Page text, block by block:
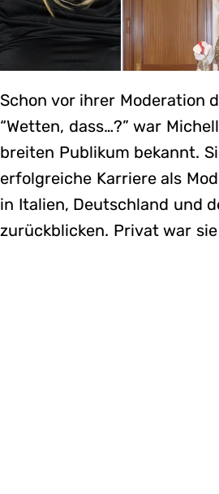
Schon vor ihrer Moderation
“Wetten, dass…?” war
breiten Publikum bekannt.
erfolgreiche Karriere als
in Italien, Deutschland und
zurückblicken. Privat war